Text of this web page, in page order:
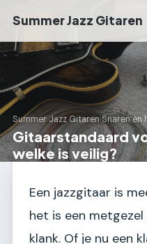
Summer Jazz Gitaren
Summer Jazz Gitaren›Snaren en
Gitaarstandaard
welke is veilig?
Een jazzgitaar is
het is een
klank. Of je nu een